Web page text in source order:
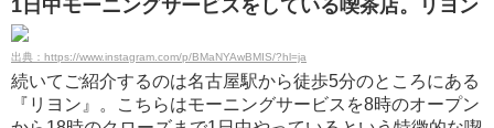
1日中モーニングサービスをしている喫茶店。リヨン
出典：https://www.instagram.com/p/BMaNYAwBMIS/?hl=ja
続いてご紹介するのは名古屋駅から徒歩5分のところにある
『リヨン』。こちらはモーニングサービスを8時のオープン